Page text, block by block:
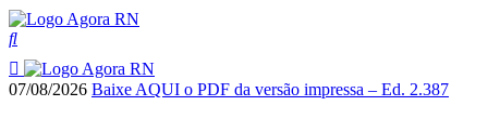
07/08/2026 Baixe AQUI o PDF da versão impressa – Ed. 2.387